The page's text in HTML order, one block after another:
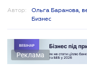
Автор:
Ольга Баранова,
Бизнес
Реклама